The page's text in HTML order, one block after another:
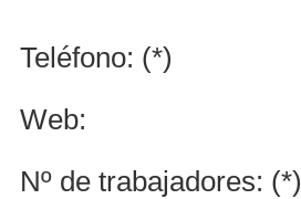
Teléfono: (*)
Web:
Nº de trabajadores: (*)